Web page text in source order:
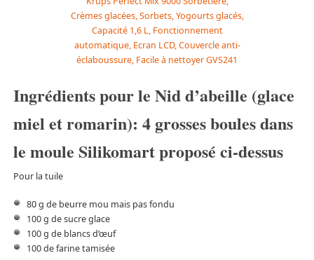
Crèmes glacées, Sorbets, Yogourts glacés,
Capacité 1,6 L, Fonctionnement
automatique, Ecran LCD, Couvercle anti-
éclaboussure, Facile à nettoyer GVS241
Ingrédients pour le Nid d’abeille (glace
miel et romarin): 4 grosses boules dans
le moule Silikomart proposé ci-dessus
Pour la tuile
80 g de beurre mou mais pas fondu
100 g de sucre glace
100 g de blancs d’œuf
100 de farine tamisée